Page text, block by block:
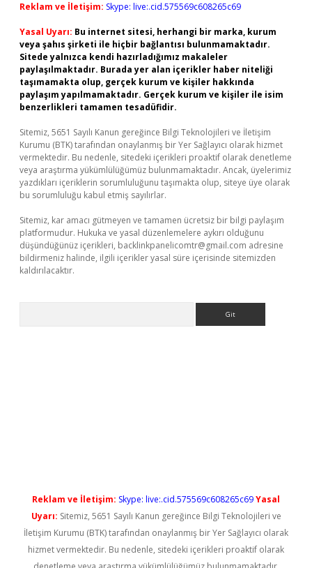
Reklam ve İletişim: Skype: live:.cid.575569c608265c69
Yasal Uyarı: Bu internet sitesi, herhangi bir marka, kurum
veya şahıs şirketi ile hiçbir bağlantısı bulunmamaktadır.
Sitede yalnızca kendi hazırladığımız makaleler
paylaşılmaktadır. Burada yer alan içerikler haber niteliği
taşımamakta olup, gerçek kurum ve kişiler hakkında
paylaşım yapılmamaktadır. Gerçek kurum ve kişiler ile isim
benzerlikleri tamamen tesadüfidir.
Sitemiz, 5651 Sayılı Kanun gereğince Bilgi Teknolojileri ve İletişim
Kurumu (BTK) tarafından onaylanmış bir Yer Sağlayıcı olarak hizmet
vermektedir. Bu nedenle, sitedeki içerikleri proaktif olarak denetleme
veya araştırma yükümlülüğümüz bulunmamaktadır. Ancak, üyelerimiz
yazdıkları içeriklerin sorumluluğunu taşımakta olup, siteye üye olarak
bu sorumluluğu kabul etmiş sayılırlar.
Sitemiz, kar amacı gütmeyen ve tamamen ücretsiz bir bilgi paylaşım
platformudur. Hukuka ve yasal düzenlemelere aykırı olduğunu
düşündüğünüz içerikleri, backlinkpanelicomtr@gmail.com adresine
bildirmeniz halinde, ilgili içerikler yasal süre içerisinde sitemizden
kaldırılacaktır.
Reklam ve İletişim: Skype: live:.cid.575569c608265c69Yasal
Uyarı: Sitemiz, 5651 Sayılı Kanun gereğince Bilgi Teknolojileri ve
İletişim Kurumu (BTK) tarafından onaylanmış bir Yer Sağlayıcı olarak
hizmet vermektedir. Bu nedenle, sitedeki içerikleri proaktif olarak